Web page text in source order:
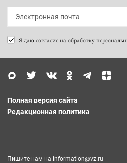
Я даю согласие на обработку
Полная версия сайта
Редакционная политика
Пишите нам на information@vz.ru